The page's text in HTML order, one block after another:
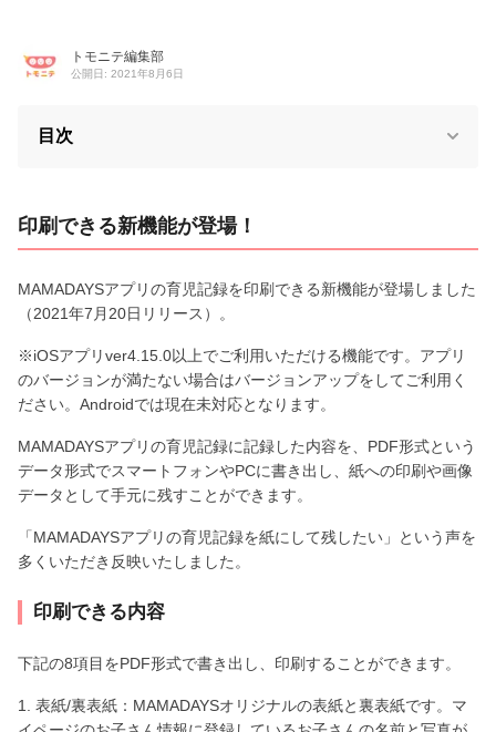
トモニテ編集部
公開日: 2021年8月6日
目次
印刷できる新機能が登場！
MAMADAYSアプリの育児記録を印刷できる新機能が登場しました
（2021年7月20日リリース）。
※iOSアプリver4.15.0以上でご利用いただける機能です。アプリ
のバージョンが満たない場合はバージョンアップをしてご利用く
ださい。Androidでは現在未対応となります。
MAMADAYSアプリの育児記録に記録した内容を、PDF形式という
データ形式でスマートフォンやPCに書き出し、紙への印刷や画像
データとして手元に残すことができます。
「MAMADAYSアプリの育児記録を紙にして残したい」という声を
多くいただき反映いたしました。
印刷できる内容
下記の8項目をPDF形式で書き出し、印刷することができます。
1. 表紙/裏表紙：MAMADAYSオリジナルの表紙と裏表紙です。マ